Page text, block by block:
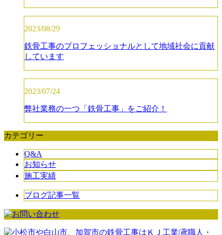
2023/08/29
鉄骨工事のプロフェッショナルとして地域社会に貢献
しています
2023/07/24
弊社業務の一つ「鉄骨工事」をご紹介！
カテゴリー
Q&A
お知らせ
施工実績
ブログ記事一覧